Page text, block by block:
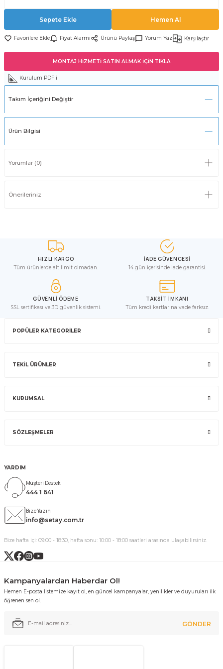
Sepete Ekle Hemen Al
Fiyat Alarmı Ürünü Paylaş Yorum Yaz Karşılaştır
MONTAJ HİZMETİ SATIN ALMAK İÇİN TIKLA
Kurulum PDF'i
Takım İçeriğini Değiştir
Ürün Bilgisi
Yorumlar (0)
Önerileriniz
HIZLI KARGO
Tüm ürünlerde alt limit olmadan.
İADE GÜVENCESİ
14 gün içerisinde iade garantisi.
GÜVENLİ ÖDEME
SSL sertifikası ve 3D güvenlik sistemi.
TAKSİT İMKANI
Tüm kredi kartlarına vade farksız.
POPÜLER KATEGORİLER
TEKİL ÜRÜNLER
KURUMSAL
SÖZLEŞMELER
YARDIM
Müşteri Destek
444 1 641
Bize Yazın
info@setay.com.tr
Bize hafta içi: 09:00 - 18:30, hafta sonu: 10:00 - 18:00 saatleri arasında ulaşabilirsiniz.
Kampanyalardan Haberdar Ol!
Hemen E-posta listemize kayıt ol, en güncel kampanyalar, yenilikler ve duyuruları ilk
öğrenen sen ol.
GÖNDER